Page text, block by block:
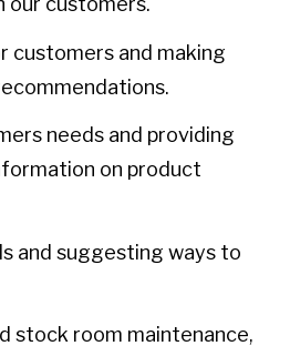
customers and making
needs and providing
on product
and suggesting ways to
stock room maintenance,